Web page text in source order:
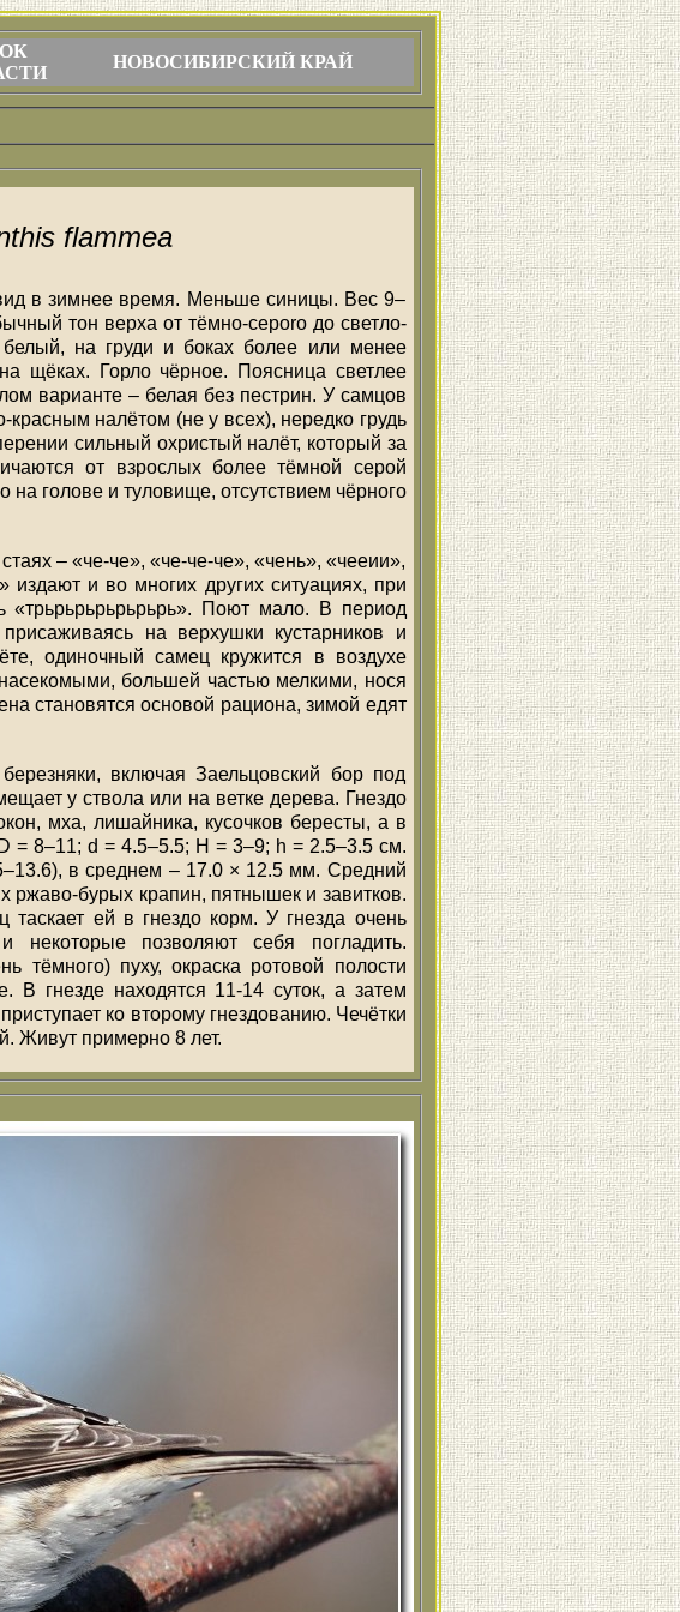
НОВОСИБИРСКИЙ КРАЙ
flammea
в зимнее время. Меньше синицы. Вес 9–
тон верха от тёмно-ceporo до светло-
на груди и боках более или менее
щёках. Горло чёрное. Поясница светлее
варианте – белая без пестрин. У самцов
налётом (не у всех), нередко грудь
сильный охристый налёт, который за
от взрослых более тёмной серой
голове и туловище, отсутствием чёрного
– «че-че», «че-че-че», «чень», «чееии»,
и во многих других ситуациях, при
«трьрьрьрьрьрьрь». Поют мало. В период
на верхушки кустарников и
одиночный самец кружится в воздухе
большей частью мелкими, нося
становятся основой рациона, зимой едят
включая Заельцовский бор под
у ствола или на ветке дерева. Гнездо
мха, лишайника, кусочков бересты, а в
= 8–11; d = 4.5–5.5; H = 3–9; h = 2.5–3.5 см.
в среднем – 17.0 × 12.5 мм. Средний
ржаво-бурых крапин, пятнышек и завитков.
таскает ей в гнездо корм. У гнезда очень
некоторые позволяют себя погладить.
тёмного) пуху, окраска ротовой полости
гнезде находятся 11-14 суток, а затем
ко второму гнездованию. Чечётки
Живут примерно 8 лет.